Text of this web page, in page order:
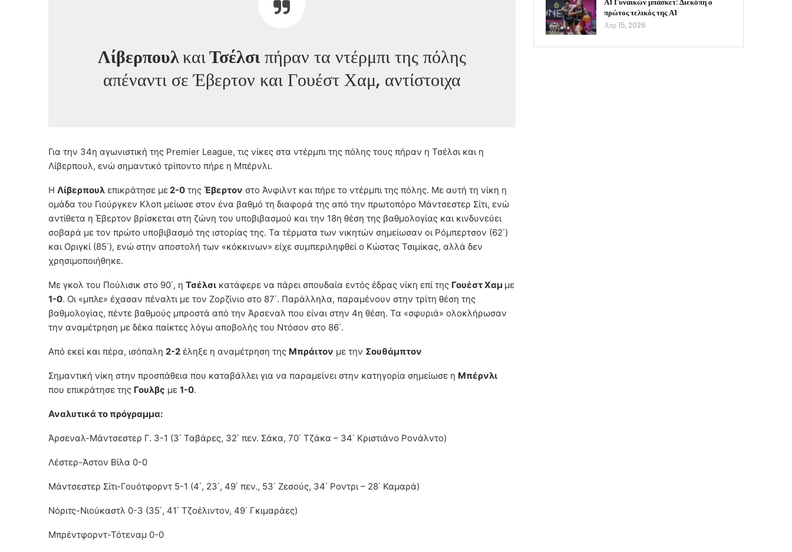
ΛίβερπουλκαιΤσέλσιπήραν τα ντέρμπι της πόλης
απέναντι σε Έβερτον και Γουέστ Χαμ, αντίστοιχα
Για την 34η αγωνιστική της Premier League, τις νίκες στα ντέρμπι της πόλης τους πήραν η Τσέλσι και η
Λίβερπουλ, ενώ σημαντικό τρίποντο πήρε η Μπέρνλι.
Η Λίβερπουλ επικράτησε με2-0 της Έβερτον στο Άνφιλντ και πήρε το ντέρμπι της πόλης. Με αυτή τη νίκη η
ομάδα του Γιούργκεν Κλοπ μείωσε στον ένα βαθμό τη διαφορά της από την πρωτοπόρο Μάντσεστερ Σίτι, ενώ
αντίθετα η Έβερτον βρίσκεται στη ζώνη του υποβιβασμού και την 18η θέση της βαθμολογίας και κινδυνεύει
σοβαρά με τον πρώτο υποβιβασμό της ιστορίας της. Τα τέρματα των νικητών σημείωσαν οι Ρόμπερτσον (62΄)
και Οριγκί (85΄), ενώ στην αποστολή των «κόκκινων» είχε συμπεριληφθεί ο Κώστας Τσιμίκας, αλλά δεν
χρησιμοποιήθηκε.
Με γκολ του Πούλισικ στο 90΄, η Τσέλσι κατάφερε να πάρει σπουδαία εντός έδρας νίκη επί της Γουέστ Χαμ με
1-0. Οι «μπλε» έχασαν πέναλτι με τον Ζορζίνιο στο 87΄. Παράλληλα, παραμένουν στην τρίτη θέση της
βαθμολογίας, πέντε βαθμούς μπροστά από την Άρσεναλ που είναι στην 4η θέση. Τα «σφυριά» ολοκλήρωσαν
την αναμέτρηση με δέκα παίκτες λόγω αποβολής του Ντόσον στο 86΄.
Από εκεί και πέρα, ισόπαλη 2-2 έληξε η αναμέτρηση της Μπράιτον με την Σουθάμπτον
Σημαντική νίκη στην προσπάθεια που καταβάλλει για να παραμείνει στην κατηγορία σημείωσε η Μπέρνλι
που επικράτησε της Γουλβς με 1-0.
Αναλυτικά το πρόγραμμα:
Άρσεναλ-Μάντσεστερ Γ. 3-1 (3΄ Ταβάρες, 32΄ πεν. Σάκα, 70΄ Τζάκα – 34΄ Κριστιάνο Ρονάλντο)
Λέστερ-Άστον Βίλα 0-0
Μάντσεστερ Σίτι-Γουότφορντ 5-1 (4΄, 23΄, 49΄ πεν., 53΄ Ζεσούς, 34΄ Ροντρι – 28΄ Καμαρά)
Νόριτς-Νιούκαστλ 0-3 (35΄, 41΄ Τζοέλιντον, 49΄ Γκιμαράες)
Μπρέντφορντ-Τότεναμ 0-0
Α1 Γυναικών μπάσκετ: Διεκόπη ο
πρώτος τελικός της Α1
Απρ 15, 2026